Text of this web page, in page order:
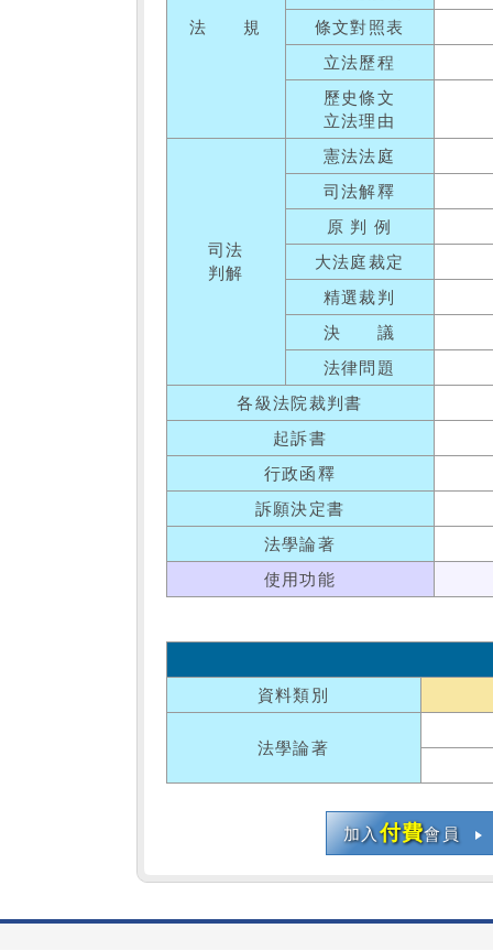
法 規
條文對照表
立法歷程
歷史條文
立法理由
司法
判解
憲法法庭
司法解釋
原 判 例
大法庭裁定
精選裁判
決 議
法律問題
各級法院裁判書
起訴書
行政函釋
訴願決定書
法學論著
使用功能
資料類別
法學論著
加入付費會員